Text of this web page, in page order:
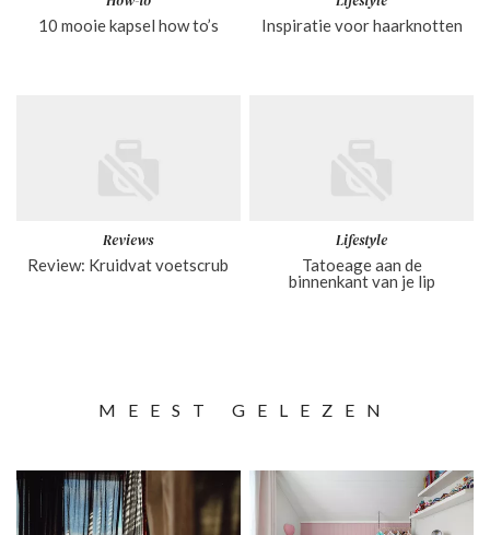
10 mooie kapsel how to’s Inspiratie voor haarknotten
Reviews
Review: Kruidvat voetscrub
Lifestyle
Tatoeage aan de
binnenkant van je lip
MEEST GELEZEN